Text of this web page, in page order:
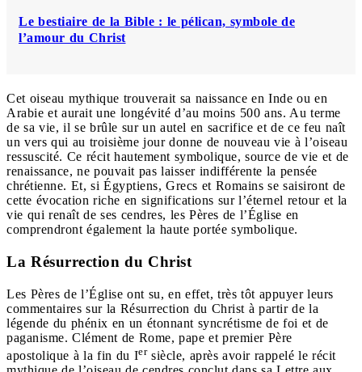
Le bestiaire de la Bible : le pélican, symbole de
l’amour du Christ
Cet oiseau mythique trouverait sa naissance en Inde ou en
Arabie et aurait une longévité d’au moins 500 ans. Au terme
de sa vie, il se brûle sur un autel en sacrifice et de ce feu naît
un vers qui au troisième jour donne de nouveau vie à l’oiseau
ressuscité. Ce récit hautement symbolique, source de vie et de
renaissance, ne pouvait pas laisser indifférente la pensée
chrétienne. Et, si Égyptiens, Grecs et Romains se saisiront de
cette évocation riche en significations sur l’éternel retour et la
vie qui renaît de ses cendres, les Pères de l’Église en
comprendront également la haute portée symbolique.
La Résurrection du Christ
Les Pères de l’Église ont su, en effet, très tôt appuyer leurs
commentaires sur la Résurrection du Christ à partir de la
légende du phénix en un étonnant syncrétisme de foi et de
paganisme. Clément de Rome, pape et premier Père
apostolique à la fin du Iersiècle, après avoir rappelé le récit